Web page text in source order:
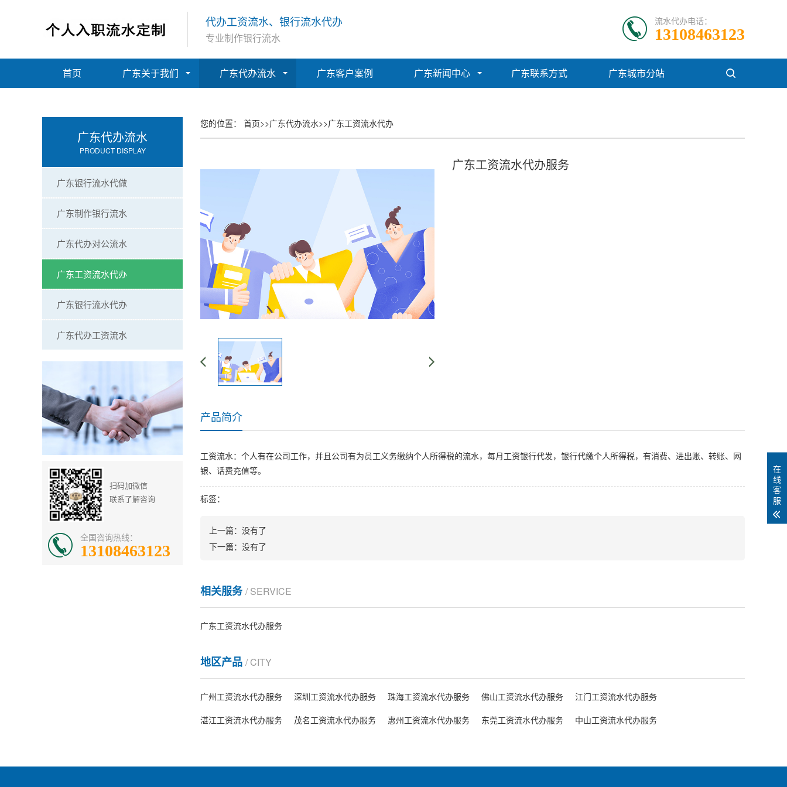
代办工资流水、银行流水代办
专业制作银行流水
流水代办电话：
13108463123
首页 广东关于我们 广东代办流水 广东客户案例 广东新闻中心 广东联系方式 广东城市分站
广东代办流水
PRODUCT DISPLAY
广东银行流水代做
广东制作银行流水
广东代办对公流水
广东工资流水代办
广东银行流水代办
广东代办工资流水
扫码加微信
联系了解咨询
全国咨询热线：
13108463123
您的位置： 首页>>广东代办流水>>广东工资流水代办
广东工资流水代办服务
产品简介
工资流水：个人有在公司工作，并且公司有为员工义务缴纳个人所得税的流水，每月工资银行代发，银行代缴个人所得税，有消费、进出账、转账、网
银、话费充值等。
标签：
上一篇： 没有了
下一篇： 没有了
相关服务/ SERVICE
广东工资流水代办服务
地区产品 / CITY
广州工资流水代办服务 深圳工资流水代办服务 珠海工资流水代办服务 佛山工资流水代办服务
江门工资流水代办服务
湛江工资流水代办服务
茂名工资流水代办服务 惠州工资流水代办服务 东莞工资流水代办服务 中山工资流水代办服务
在
线
客
服